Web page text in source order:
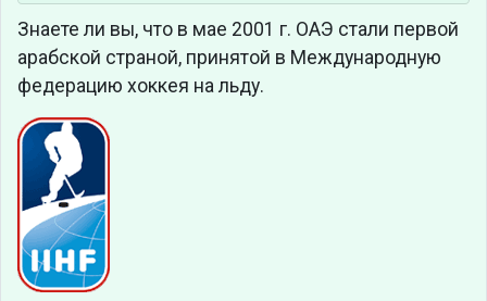
Знаете ли вы, что в мае 2001 г. ОАЭ стали первой
арабской страной, принятой в Международную
федерацию хоккея на льду.